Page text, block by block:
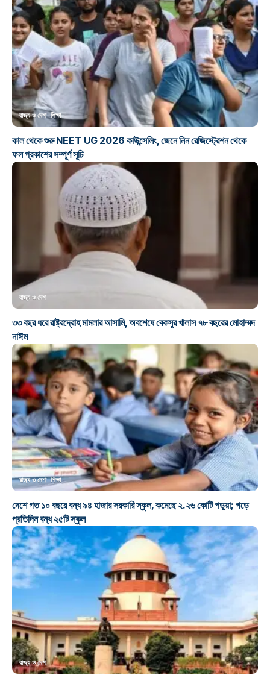
রাজ্য ও দেশ শিক্ষা
কাল থেকে শুরু NEET UG 2026 কাউন্সেলিং, জেনে নিন রেজিস্ট্রেশন থেকে
ফল প্রকাশের সম্পূর্ণ সূচি
রাজ্য ও দেশ
৩৩ বছর ধরে রাষ্ট্রদ্রোহ মামলার আসামি, অবশেষে বেকসুর খালাস ৭৮ বছরের মোহাম্মদ
নাঈম
রাজ্য ও দেশ শিক্ষা
দেশে গত ১০ বছরে বন্ধ ৯৪ হাজার সরকারি স্কুল, কমেছে ২.২৬ কোটি পড়ুয়া; গড়ে
প্রতিদিন বন্ধ ২৫টি স্কুল
রাজ্য ও দেশ